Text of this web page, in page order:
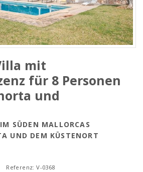
mit
für 8 Personen
und
SÜDEN MALLORCAS
UND DEM KÜSTENORT
Referenz: V-0368